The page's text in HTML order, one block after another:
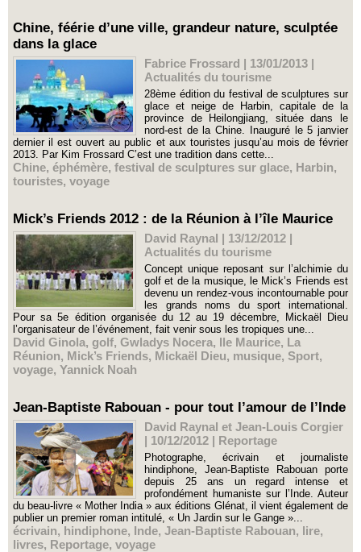
Chine, féérie d’une ville, grandeur nature, sculptée
dans la glace
Fabrice Frossard | 13/01/2013 |
Actualités du tourisme
28ème édition du festival de sculptures sur
glace et neige de Harbin, capitale de la
province de Heilongjiang, située dans le
nord-est de la Chine. Inauguré le 5 janvier
dernier il est ouvert au public et aux touristes jusqu’au mois de février
2013. Par Kim Frossard C’est une tradition dans cette...
Chine, éphémère, festival de sculptures sur glace, Harbin,
touristes, voyage
Mick’s Friends 2012 : de la Réunion à l’île Maurice
David Raynal | 13/12/2012 |
Actualités du tourisme
Concept unique reposant sur l’alchimie du
golf et de la musique, le Mick’s Friends est
devenu un rendez-vous incontournable pour
les grands noms du sport international.
Pour sa 5e édition organisée du 12 au 19 décembre, Mickaël Dieu
l’organisateur de l’événement, fait venir sous les tropiques une...
David Ginola, golf, Gwladys Nocera, Ile Maurice, La
Réunion, Mick’s Friends, Mickaël Dieu, musique, Sport,
voyage, Yannick Noah
Jean-Baptiste Rabouan - pour tout l’amour de l’Inde
David Raynal et Jean-Louis Corgier
| 10/12/2012 | Reportage
Photographe, écrivain et journaliste
hindiphone, Jean-Baptiste Rabouan porte
depuis 25 ans un regard intense et
profondément humaniste sur l’Inde. Auteur
du beau-livre « Mother India » aux éditions Glénat, il vient également de
publier un premier roman intitulé, « Un Jardin sur le Gange »...
écrivain, hindiphone, Inde, Jean-Baptiste Rabouan, lire,
livres, Reportage, voyage